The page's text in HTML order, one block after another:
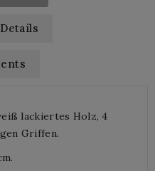
lackiertes Holz, 4
Griffen.